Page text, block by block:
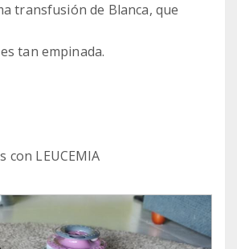
transfusión de Blanca, que
tan empinada.
con LEUCEMIA